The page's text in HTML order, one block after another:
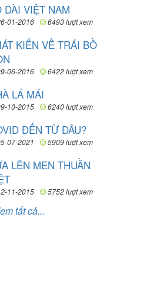
DÀI VIỆT NAM
01-2016 6493 lượt xem
KIẾN VỀ TRÁI BỒ
06-2016 6422 lượt xem
LÁ MÁI
10-2015 6240 lượt xem
ĐẾN TỪ ĐÂU?
07-2021 5909 lượt xem
LÊN MEN THUẦN
11-2015 5752 lượt xem
tất cả...